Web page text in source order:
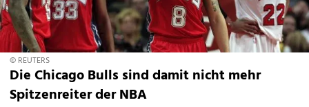
© REUTERS
Die Chicago Bulls sind damit nicht mehr
Spitzenreiter der NBA